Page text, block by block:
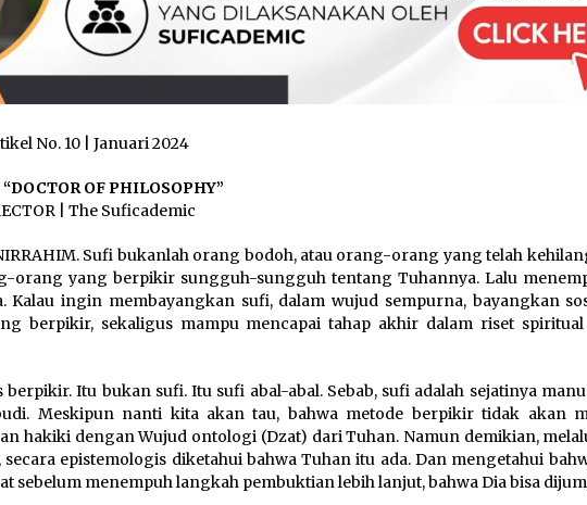
No. 10 | Januari 2024
OF PHILOSOPHY”
| The Suficademic
Sufi bukanlah orang bodoh, atau orang-orang yang telah
orang yang berpikir sungguh-sungguh tentang Tuhannya. Lalu
Kalau ingin membayangkan sufi, dalam wujud sempurna, bayangkan
berpikir, sekaligus mampu mencapai tahap akhir dalam riset
berpikir. Itu bukan sufi. Itu sufi abal-abal. Sebab, sufi adalah sejatinya
Meskipun nanti kita akan tau, bahwa metode berpikir tidak akan
hakiki dengan Wujud ontologi (Dzat) dari Tuhan. Namun demikian,
epistemologis diketahui bahwa Tuhan itu ada. Dan mengetahui
sebelum menempuh langkah pembuktian lebih lanjut, bahwa Dia bisa